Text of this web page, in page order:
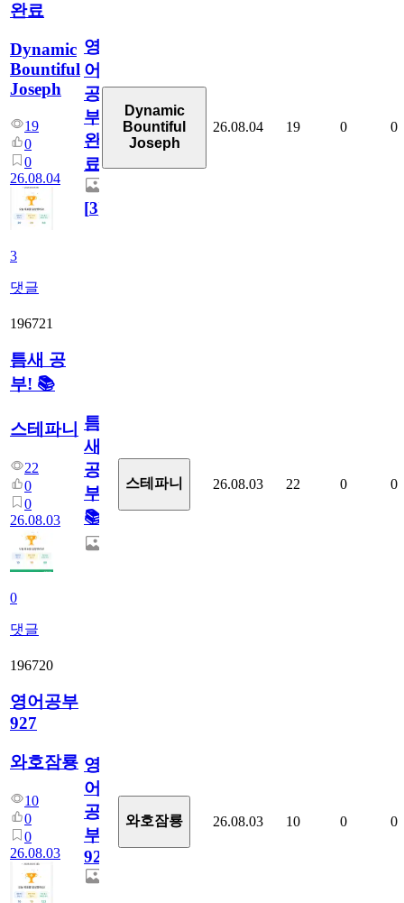
완료
Dynamic
Bountiful
Joseph
19
0
0
26.08.04
3
댓글
영
어
공
부
완
료
[3]
Dynamic
Bountiful
Joseph
26.08.04 19 0 0
196721
틈새 공
부! 📚
스테파니
22
0
0
26.08.03
0
댓글
틈
새
공
부!
📚
스테파니 26.08.03 22 0 0
196720
영어공부
927
와호잠룡
10
0
0
26.08.03
영
어
공
부
927
와호잠룡 26.08.03 10 0 0